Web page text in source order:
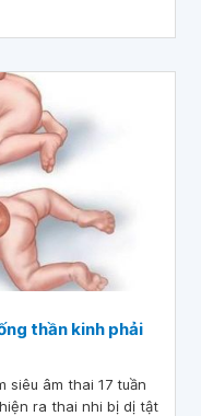
thần kinh phải
siêu âm thai 17 tuần
ra thai nhi bị dị tật